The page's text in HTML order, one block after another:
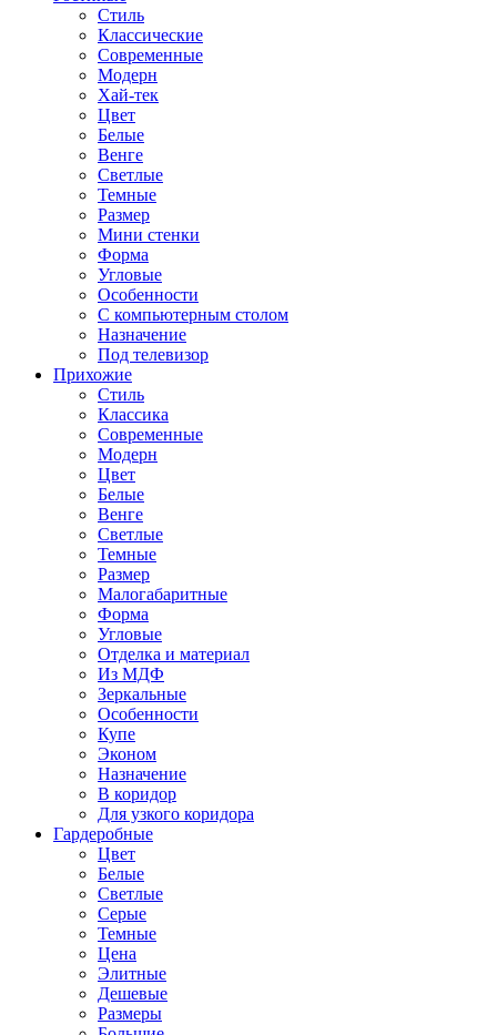
Стиль
Классические
Современные
Модерн
Хай-тек
Цвет
Белые
Венге
Светлые
Темные
Размер
Мини стенки
Форма
Угловые
Особенности
С компьютерным столом
Назначение
Под телевизор
Прихожие
Стиль
Классика
Современные
Модерн
Цвет
Белые
Венге
Светлые
Темные
Размер
Малогабаритные
Форма
Угловые
Отделка и материал
Из МДФ
Зеркальные
Особенности
Купе
Эконом
Назначение
В коридор
Для узкого коридора
Гардеробные
Цвет
Белые
Светлые
Серые
Темные
Цена
Элитные
Дешевые
Размеры